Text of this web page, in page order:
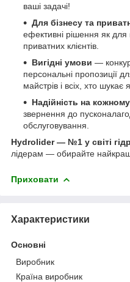
ваші задачі!
Для бізнесу та
ефективні рішення як для
приватних клієнтів.
Вигідні умови —
персональні пропозиції
майстрів і всіх, хто шукає
Надійність на кожному
звернення до
обслуговування.
Hydrolider — №1 у світі
лідерам — обирайте
Приховати
Характеристики
Основні
Виробник
Країна виробник